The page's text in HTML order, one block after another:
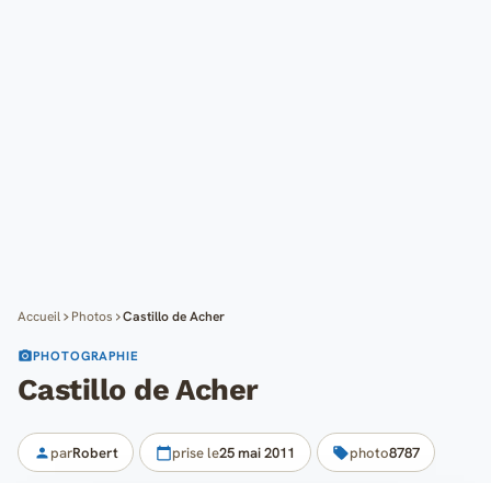
Accueil Photos Castillo de Acher
PHOTOGRAPHIE
Castillo de Acher
parRobert prise le25 mai 2011 photo8787